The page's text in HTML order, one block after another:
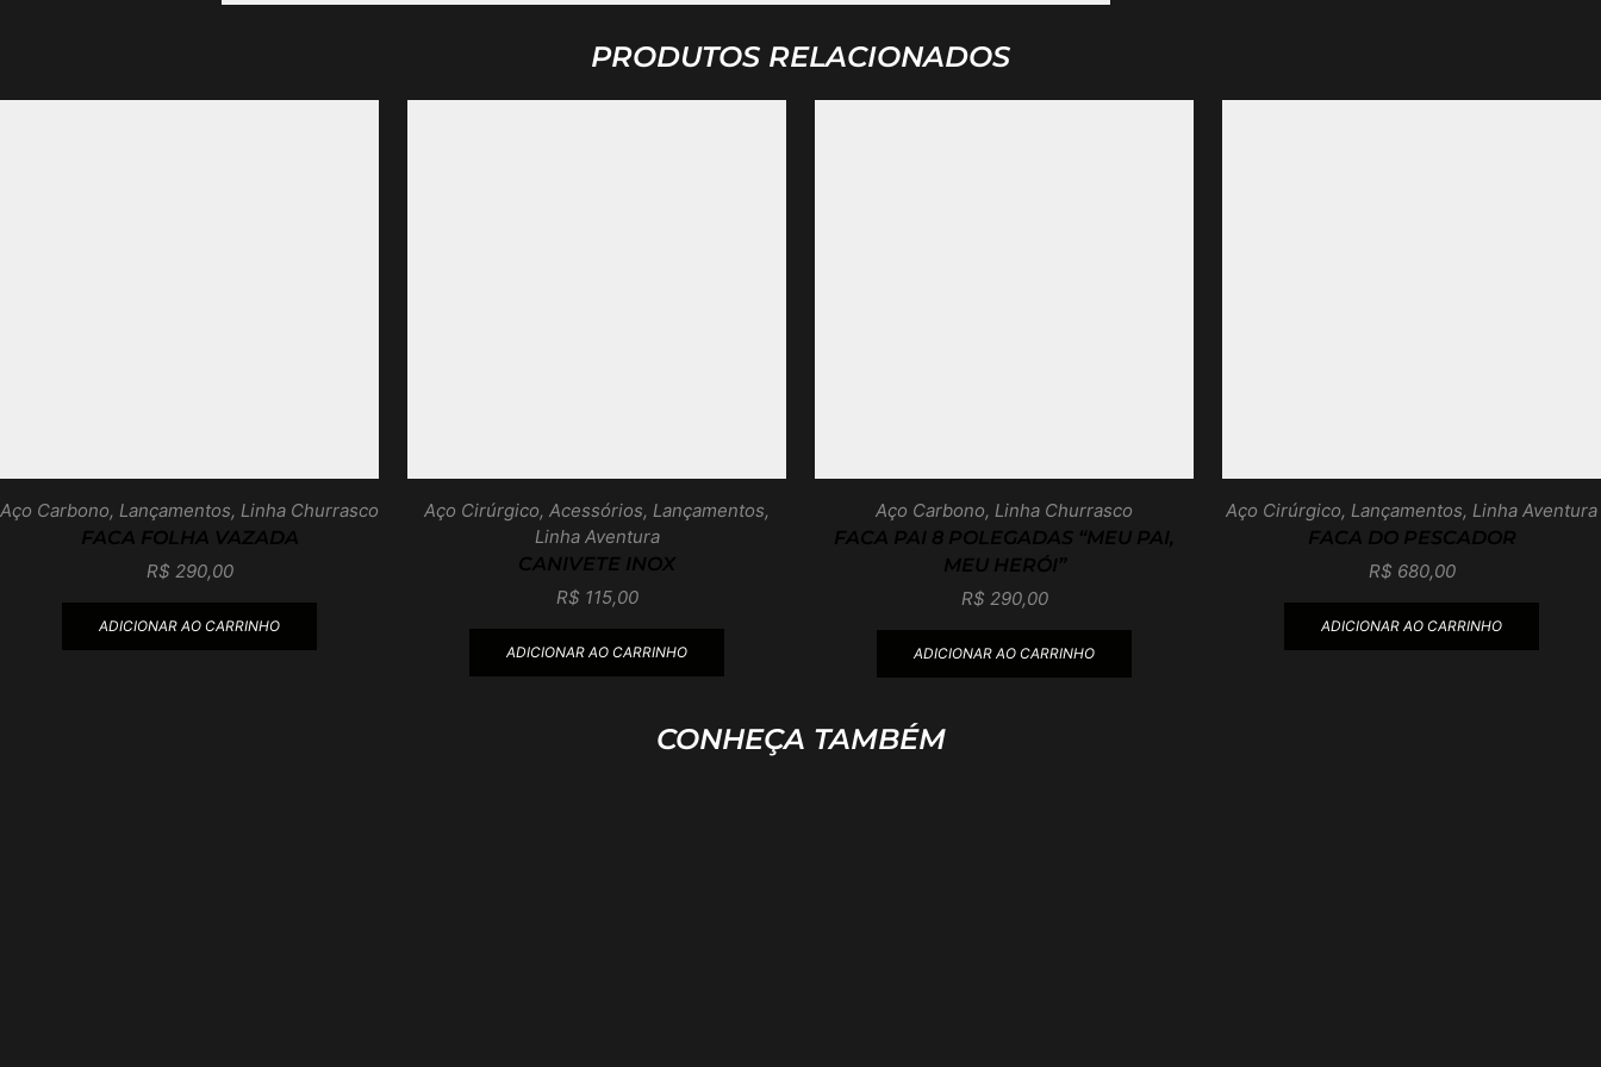
PRODUTOS RELACIONADOS
Aço Carbono, Lançamentos, Linha Churrasco
FACA FOLHA VAZADA
R$ 290,00
ADICIONAR AO CARRINHO
Aço Cirúrgico, Acessórios, Lançamentos,
Linha Aventura
CANIVETE INOX
R$ 115,00
ADICIONAR AO CARRINHO
Aço Carbono, Linha Churrasco
FACA PAI 8 POLEGADAS “MEU PAI,
MEU HERÓI”
R$ 290,00
ADICIONAR AO CARRINHO
Aço Cirúrgico, Lançamentos, Linha Aventura
FACA DO PESCADOR
R$ 680,00
ADICIONAR AO CARRINHO
CONHEÇA TAMBÉM